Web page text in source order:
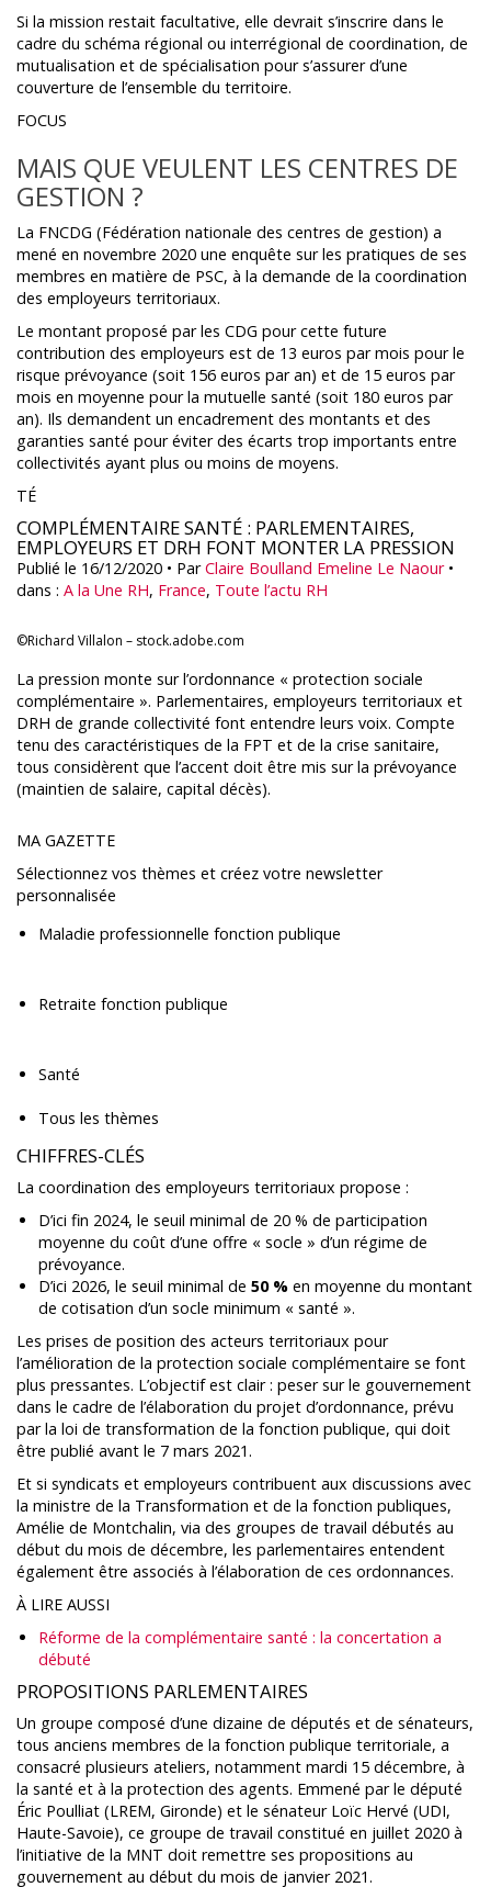
Si la mission restait facultative, elle devrait s’inscrire dans le
cadre du schéma régional ou interrégional de coordination, de
mutualisation et de spécialisation pour s’assurer d’une
couverture de l’ensemble du territoire.
FOCUS
MAIS QUE VEULENT LES CENTRES DE
GESTION ?
La FNCDG (Fédération nationale des centres de gestion) a
mené en novembre 2020 une enquête sur les pratiques de ses
membres en matière de PSC, à la demande de la coordination
des employeurs territoriaux.
Le montant proposé par les CDG pour cette future
contribution des employeurs est de 13 euros par mois pour le
risque prévoyance (soit 156 euros par an) et de 15 euros par
mois en moyenne pour la mutuelle santé (soit 180 euros par
an). Ils demandent un encadrement des montants et des
garanties santé pour éviter des écarts trop importants entre
collectivités ayant plus ou moins de moyens.
TÉ
COMPLÉMENTAIRE SANTÉ : PARLEMENTAIRES,
EMPLOYEURS ET DRH FONT MONTER LA PRESSION
Publié le 16/12/2020 • ParClaire Boulland Emeline Le Naour •
dans : A la Une RH, France, Toute l’actu RH
©Richard Villalon – stock.adobe.com
La pression monte sur l’ordonnance « protection sociale
complémentaire ». Parlementaires, employeurs territoriaux et
DRH de grande collectivité font entendre leurs voix. Compte
tenu des caractéristiques de la FPT et de la crise sanitaire,
tous considèrent que l’accent doit être mis sur la prévoyance
(maintien de salaire, capital décès).
MA GAZETTE
Sélectionnez vos thèmes et créez votre newsletter
personnalisée
Maladie professionnelle fonction publique
Retraite fonction publique
Santé
Tous les thèmes
CHIFFRES-CLÉS
La coordination des employeurs territoriaux propose :
D’ici fin 2024, le seuil minimal de 20 % de participation
moyenne du coût d’une offre « socle » d’un régime de
prévoyance.
D’ici 2026, le seuil minimal de 50 % en moyenne du montant
de cotisation d’un socle minimum « santé ».
Les prises de position des acteurs territoriaux pour
l’amélioration de la protection sociale complémentaire se font
plus pressantes. L’objectif est clair : peser sur le gouvernement
dans le cadre de l’élaboration du projet d’ordonnance, prévu
par la loi de transformation de la fonction publique, qui doit
être publié avant le 7 mars 2021.
Et si syndicats et employeurs contribuent aux discussions avec
la ministre de la Transformation et de la fonction publiques,
Amélie de Montchalin, via des groupes de travail débutés au
début du mois de décembre, les parlementaires entendent
également être associés à l’élaboration de ces ordonnances.
À LIRE AUSSI
Réforme de la complémentaire santé : la concertation a
débuté
PROPOSITIONS PARLEMENTAIRES
Un groupe composé d’une dizaine de députés et de sénateurs,
tous anciens membres de la fonction publique territoriale, a
consacré plusieurs ateliers, notamment mardi 15 décembre, à
la santé et à la protection des agents. Emmené par le député
Éric Poulliat (LREM, Gironde) et le sénateur Loïc Hervé (UDI,
Haute-Savoie), ce groupe de travail constitué en juillet 2020 à
l’initiative de la MNT doit remettre ses propositions au
gouvernement au début du mois de janvier 2021.